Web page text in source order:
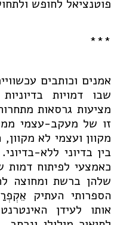
פוטנציאל לחופש
***
אמנים וכותבים
שבו דמויות
מציעות גרסאות
זו של מעקב-עצמי
מקוון ועצמי לא
בין בדיוני ללא-
כאמצעי לפיתוח דמות
שלהן ברשת ומחוצה
אותו לעידן